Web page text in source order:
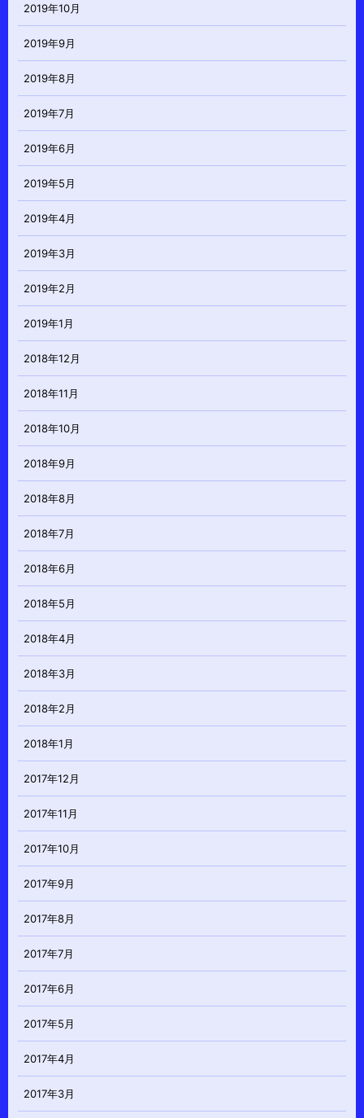
2019年10月
2019年9月
2019年8月
2019年7月
2019年6月
2019年5月
2019年4月
2019年3月
2019年2月
2019年1月
2018年12月
2018年11月
2018年10月
2018年9月
2018年8月
2018年7月
2018年6月
2018年5月
2018年4月
2018年3月
2018年2月
2018年1月
2017年12月
2017年11月
2017年10月
2017年9月
2017年8月
2017年7月
2017年6月
2017年5月
2017年4月
2017年3月